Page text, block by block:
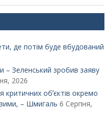
де потім буде вбудований
– Зеленський зробив заяву
2026
критичних обʼєктів окремо
– Шмигаль 6 Серпня,